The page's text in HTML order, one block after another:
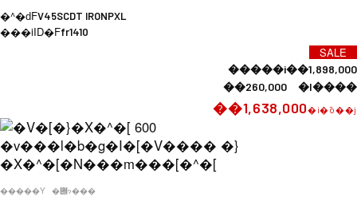
�^�ԁFV45SCDT IRONPXL
���iID�Ffr1410
SALE
�����i��1,898,000
��260,000 �l����
��1,638,000�i�ō��j
�����Y �݌ɂ���